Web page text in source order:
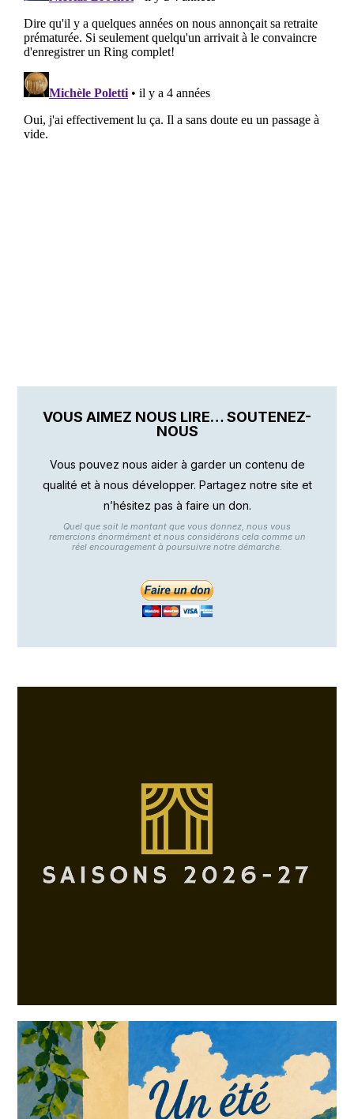
VOUS AIMEZ NOUS LIRE… SOUTENEZ-
NOUS
Vous pouvez nous aider à garder un contenu de
qualité et à nous développer. Partagez notre site et
n’hésitez pas à faire un don.
Quel que soit le montant que vous donnez, nous vous
remercions énormément et nous considérons cela comme un
réel encouragement à poursuivre notre démarche.